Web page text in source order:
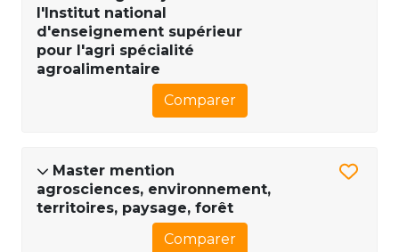
l'Institut national
d'enseignement supérieur
pour l'agri spécialité
agroalimentaire
Comparer
Master mention
agrosciences, environnement,
territoires, paysage, forêt
Comparer